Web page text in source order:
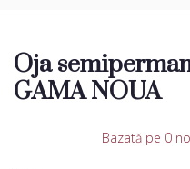
Oja
GAMA NOUA
Bazată pe 0